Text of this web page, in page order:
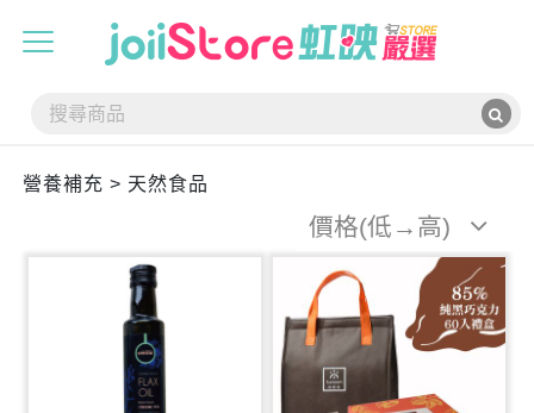
營養補充 > 天然食品
價格(低→高)